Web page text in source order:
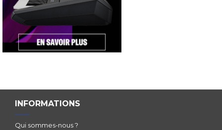
INFORMATIONS
Qui sommes-nous ?